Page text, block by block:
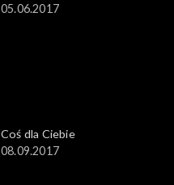
05.06.2017
Coś dla Ciebie
08.09.2017